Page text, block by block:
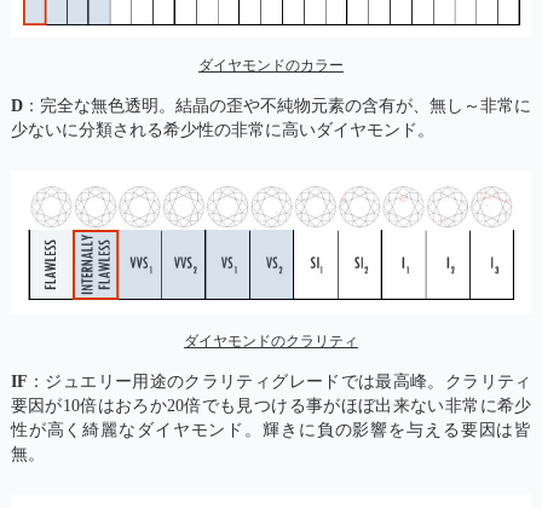
ダイヤモンドのカラー
D：完全な無色透明。結晶の歪や不純物元素の含有が、無し～非常に
少ないに分類される希少性の非常に高いダイヤモンド。
ダイヤモンドのクラリティ
IF ：ジュエリー用途のクラリティグレードでは最高峰。クラリティ
要因が10倍はおろか20倍でも見つける事がほぼ出来ない非常に希少
性が高く綺麗なダイヤモンド。輝きに負の影響を与える要因は皆
無。